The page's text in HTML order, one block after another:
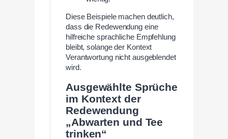
Diese Beispiele machen deutlich,
dass die Redewendung eine
hilfreiche sprachliche Empfehlung
bleibt, solange der Kontext
Verantwortung nicht ausgeblendet
wird.
Ausgewählte Sprüche
im Kontext der
Redewendung
„Abwarten und Tee
trinken“